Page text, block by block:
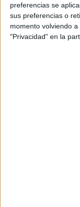
preferencias se
sus preferencias o
momento volviendo
"Privacidad" en la
Frente Ketama y
'Nou Estadi' para